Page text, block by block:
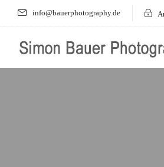
info@bauerphotography.de